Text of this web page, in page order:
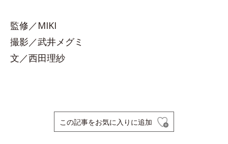
監修／MIKI
撮影／武井メグミ
文／西田理紗
この記事をお気に入りに追加